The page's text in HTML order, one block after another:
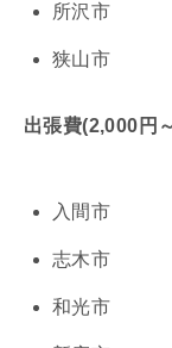
所沢市
狭山市
出張費(2,000円
入間市
志木市
和光市